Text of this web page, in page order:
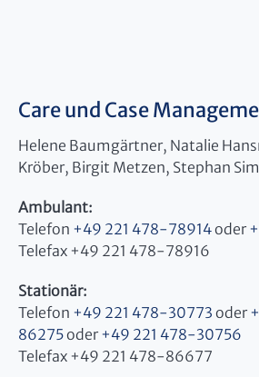
Care und Case
Helene Baumgärtner, Natalie
Kröber, Birgit Metzen, Stephan
Ambulant:
Telefon +49 221 478-78914oder
Telefax +49 221 478-78916
Stationär:
Telefon +49 221 478-30773 oder
86275oder +49 221 478-30756
Telefax +49 221 478-86677